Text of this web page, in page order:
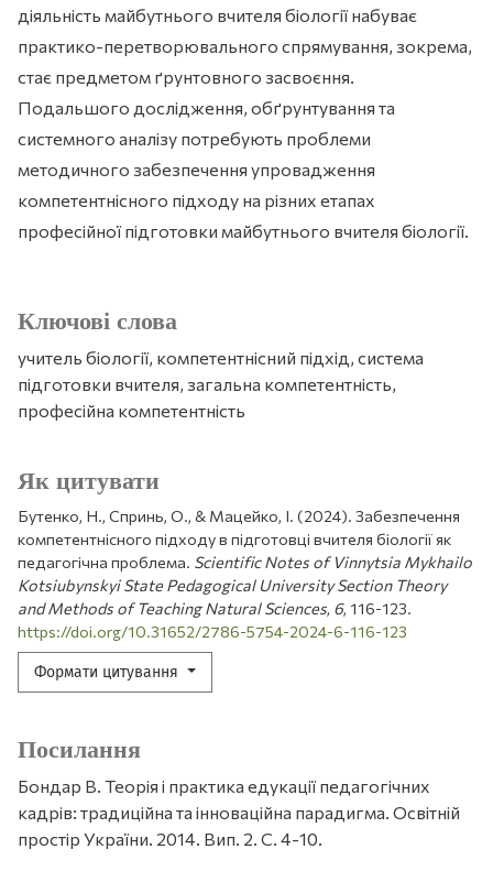
Ключові слова
учитель біології, компетентнісний підхід, система
підготовки вчителя, загальна компетентність,
професійна компетентність
Як цитувати
Бутенко, Н., Спринь, О., & Мацейко, І. (2024). Забезпечення
компетентнісного підходу в підготовці вчителя біології як
педагогічна проблема. Scientific Notes of Vinnytsia Mykhailo
Kotsiubynskyi State Pedagogical University Section Theory
and Methods of Teaching Natural Sciences, 6, 116-123.
https://doi.org/10.31652/2786-5754-2024-6-116-123
Формати цитування
діяльність майбутнього вчителя біології набуває
практико-перетворювального спрямування, зокрема,
стає предметом ґрунтовного засвоєння.
Подальшого дослідження, обґрунтування та
системного аналізу потребують проблеми
методичного забезпечення упровадження
компетентнісного підходу на різних етапах
професійної підготовки майбутнього вчителя біології.
Посилання
Бондар В. Теорія і практика едукації педагогічних
кадрів: традиційна та інноваційна парадигма. Освітній
простір України. 2014. Вип. 2. С. 4-10.